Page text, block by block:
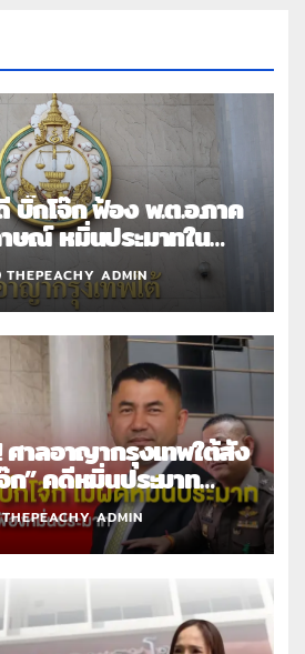
กโจ๊ก ฟ้อง พ.ต.อ.ภาค
ษณ์ หมิ่นประมาทใน
THEPEACHY ADMIN
าลอาญากรุงเทพใต้สั่ง
” คดีหมิ่นประมาท
THEPEACHY ADMIN